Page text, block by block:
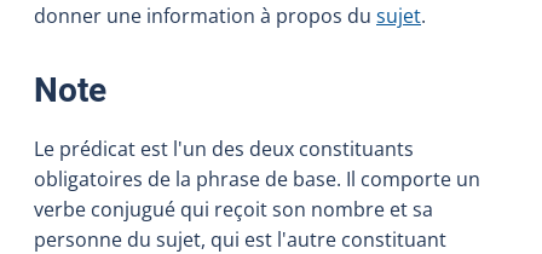
donner une information à propos du sujet.
Note:
Le prédicat est l'un des deux constituants
obligatoires de la phrase de base. Il comporte un
verbe conjugué qui reçoit son nombre et sa
personne du sujet, qui est l'autre constituant